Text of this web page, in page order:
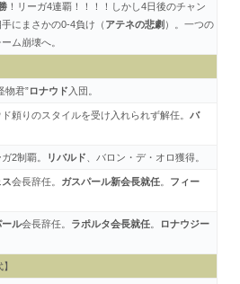
！リーガ4連覇！！！！しかし4日後のチャン
にまさかの0-4負け（ アテネの悲劇 ）。一つの
ム崩壊へ。
物君”ロナウド 入団。
ド頼りのスタイルを受け入れられず解任。 バ
2制覇。 リバルド 、バロン・デ・オロ獲得。
ス会長辞任。 ガスパール新会長就任
フィー
ール会長辞任。 ラポルタ会長就任
ロナウジー